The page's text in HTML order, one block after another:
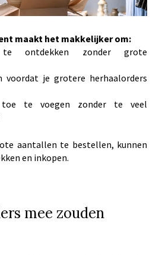
maakt het makkelijker om:
te ontdekken zonder grote
voordat je grotere herhaalorders
toe te voegen zonder te veel
aantallen te bestellen, kunnen
en inkopen.
mee zouden